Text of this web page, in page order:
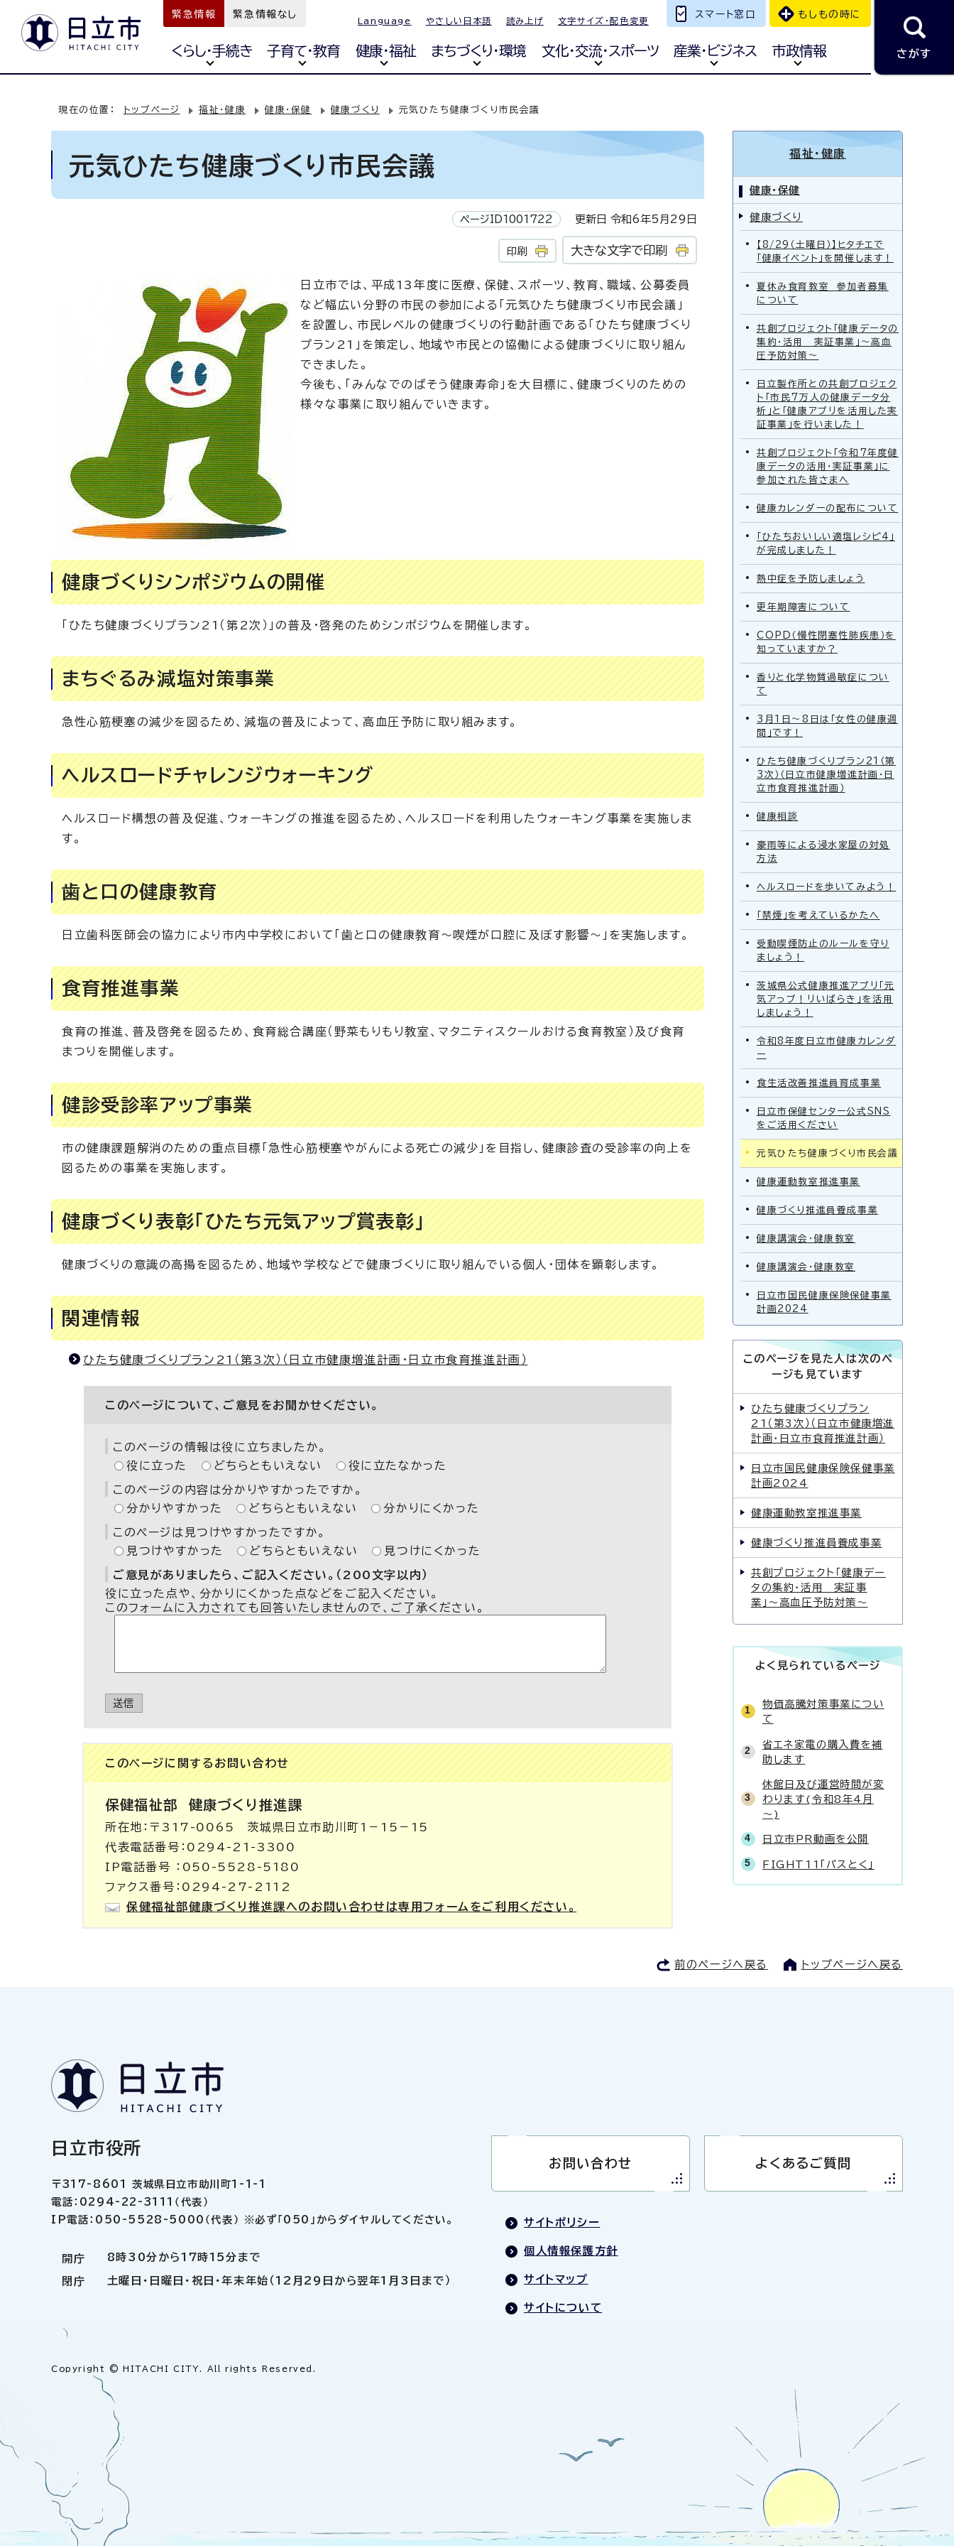
緊急情報 緊急情報なし
Language やさしい日本語 読み上げ 文字サイズ・配色変更
スマート窓口 もしもの時に
くらし・手続き 子育て・教育 健康・福祉 まちづくり・環境 文化・交流・スポーツ 産業・ビジネス 市政情報 さがす
現在の位置： トップページ 福祉・健康 健康・保健 健康づくり 元気ひたち健康づくり市民会議
元気ひたち健康づくり市民会議
ページID1001722 更新日 令和6年5月29日
印刷 大きな文字で印刷
日立市では、平成13年度に医療、保健、スポーツ、教育、職域、公募委員
など幅広い分野の市民の参加による「元気ひたち健康づくり市民会議」
を設置し、市民レベルの健康づくりの行動計画である「ひたち健康づくり
プラン21」を策定し、地域や市民との協働による健康づくりに取り組ん
できました。
今後も、「みんなでのばそう健康寿命」を大目標に、健康づくりのための
様々な事業に取り組んでいきます。
健康づくりシンポジウムの開催
「ひたち健康づくりプラン21（第2次）」の普及・啓発のためシンポジウムを開催します。
まちぐるみ減塩対策事業
急性心筋梗塞の減少を図るため、減塩の普及によって、高血圧予防に取り組みます。
ヘルスロードチャレンジウォーキング
ヘルスロード構想の普及促進、ウォーキングの推進を図るため、ヘルスロードを利用したウォーキング事業を実施しま
す。
歯と口の健康教育
日立歯科医師会の協力により市内中学校において「歯と口の健康教育～喫煙が口腔に及ぼす影響～」を実施します。
食育推進事業
食育の推進、普及啓発を図るため、食育総合講座（野菜もりもり教室、マタニティスクールおける食育教室）及び食育
まつりを開催します。
健診受診率アップ事業
市の健康課題解消のための重点目標「急性心筋梗塞やがんによる死亡の減少」を目指し、健康診査の受診率の向上を
図るための事業を実施します。
健康づくり表彰「ひたち元気アップ賞表彰」
健康づくりの意識の高揚を図るため、地域や学校などで健康づくりに取り組んでいる個人・団体を顕彰します。
関連情報
ひたち健康づくりプラン21（第3次）（日立市健康増進計画・日立市食育推進計画）
このページについて、ご意見をお聞かせください。
このページの情報は役に立ちましたか。
役に立った
どちらともいえない 役に立たなかった
このページの内容は分かりやすかったですか。
分かりやすかった
どちらともいえない 分かりにくかった
このページは見つけやすかったですか。
見つけやすかった
どちらともいえない 見つけにくかった
ご意見がありましたら、ご記入ください。（200文字以内）
役に立った点や、分かりにくかった点などをご記入ください。
このフォームに入力されても回答いたしませんので、ご了承ください。
送信
このページに関する お問い合わせ
保健福祉部 健康づくり推進課
所在地：〒317-0065 茨城県日立市助川町1－15－15
代表電話番号：0294-21-3300
IP電話番号 ：050-5528-5180
ファクス番号：0294-27-2112
保健福祉部健康づくり推進課へのお問い合わせは専用フォームをご利用ください。
福祉・健康
健康・保健
健康づくり
【8/29（土曜日）】ヒタチエで
「健康イベント」を開催します！
夏休み食育教室 参加者募集
について
共創プロジェクト「健康データの
集約・活用 実証事業」～高血
圧予防対策～
日立製作所との共創プロジェク
ト「市民7万人の健康データ分
析」と「健康アプリを活用した実
証事業」を行いました！
共創プロジェクト「令和7年度健
康データの活用・実証事業」に
参加された皆さまへ
健康カレンダーの配布について
「ひたちおいしい適塩レシピ4」
が完成しました！
熱中症を予防しましょう
更年期障害について
COPD（慢性閉塞性肺疾患）を
知っていますか？
香りと化学物質過敏症につい
て
3月1日～8日は「女性の健康週
間」です！
ひたち健康づくりプラン21（第
3次）（日立市健康増進計画・日
立市食育推進計画）
健康相談
豪雨等による浸水家屋の対処
方法
ヘルスロードを歩いてみよう！
「禁煙」を考えているかたへ
受動喫煙防止のルールを守り
ましょう！
茨城県公式健康推進アプリ「元
気アっプ！リいばらき」を活用
しましょう！
令和8年度日立市健康カレンダ
ー
食生活改善推進員育成事業
日立市保健センター公式SNS
をご活用ください
元気ひたち健康づくり市民会議
健康運動教室推進事業
健康づくり推進員養成事業
健康講演会・健康教室
健康講演会・健康教室
日立市国民健康保険保健事業
計画2024
このページを見た人は次のペ
ージも見ています
ひたち健康づくりプラン
21（第3次）（日立市健康増進
計画・日立市食育推進計画）
日立市国民健康保険保健事業
計画2024
健康運動教室推進事業
健康づくり推進員養成事業
共創プロジェクト「健康デー
タの集約・活用 実証事
業」〜高血圧予防対策〜
よく見られているページ
物価高騰対策事業につい
て
省エネ家電の購入費を補
助します
休館日及び運営時間が変
わります(令和8年4月
～)
日立市PR動画を公開
FIGHT11「パスとく」
前のページへ戻る トップページへ戻る
日立市役所
〒317-8601 茨城県日立市助川町1-1-1
電話：0294-22-3111（代表）
IP電話：050-5528-5000（代表） ※必ず「050」からダイヤルしてください。
開庁 8時30分から17時15分まで
閉庁 土曜日・日曜日・祝日・年末年始（12月29日から翌年1月3日まで）
お問い合わせ よくあるご質問
サイトポリシー
個人情報保護方針
サイトマップ
サイトについて
Copyright © HITACHI CITY. All rights Reserved.